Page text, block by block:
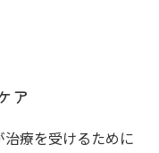
ア
療を受けるために